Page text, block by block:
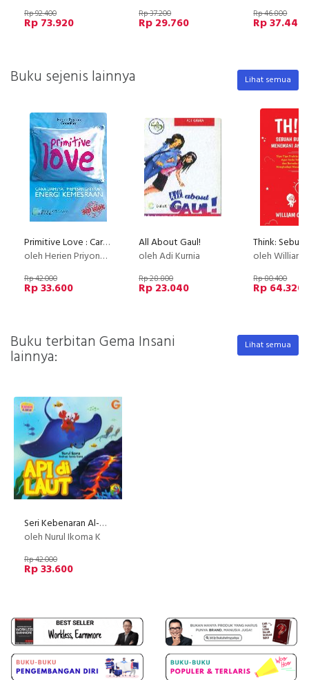
Rp 92.400
Rp 73.920
Rp 37.200
Rp 29.760
Rp 46.800
Rp 37.440
Buku sejenis lainnya Lihat semua
Primitive Love : Cara Dahsyat Membangkitkan Energi Kemesraan
oleh Herien Priyono & GenioFam
Rp 42.000
Rp 33.600
All About Gaul!
oleh Adi Kurnia
Rp 28.800
Rp 23.040
oleh William C.
Rp 80.400
Rp 64.320
Buku terbitan Gema Insani
lainnya:
Lihat semua
Seri Kebenaran Al-Quran: Api di Laut (full color)
oleh Nurul Ikoma K
Rp 42.000
Rp 33.600